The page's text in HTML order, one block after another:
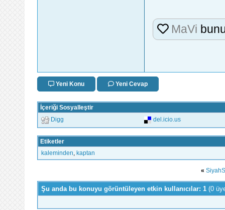
MaVi
Yeni Konu Yeni Cevap
İçeriği Sosyalleştir
Digg del.icio.us
Etiketler
kaleminden
kaptan
«
Şu anda bu konuyu görüntüleyen etkin kullanıcılar: 1 (0